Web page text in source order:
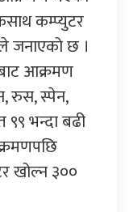
कम्प्युटर
जनाएको छ ।
आक्रमण
रुस, स्पेन,
९९ भन्दा बढी
खोल्न ३००